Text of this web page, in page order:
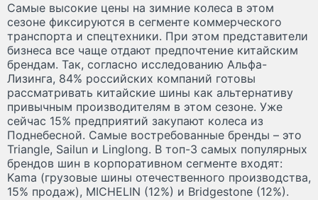
Самые высокие цены на зимние колеса в этом
сезоне фиксируются в сегменте коммерческого
транспорта и спецтехники. При этом представители
бизнеса все чаще отдают предпочтение китайским
брендам. Так, согласно исследованию Альфа-
Лизинга, 84% российских компаний готовы
рассматривать китайские шины как альтернативу
привычным производителям в этом сезоне. Уже
сейчас 15% предприятий закупают колеса из
Поднебесной. Самые востребованные бренды – это
Triangle, Sailun и Linglong. В топ-3 самых популярных
брендов шин в корпоративном сегменте входят:
Kama (грузовые шины отечественного производства,
15% продаж), MICHELIN (12%) и Bridgestone (12%).